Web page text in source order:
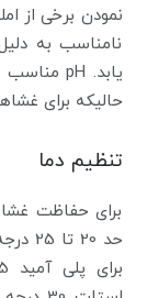
نامناسب به
حالیکه برای غشاهای
تنظیم دما
برای حفاظت
حد